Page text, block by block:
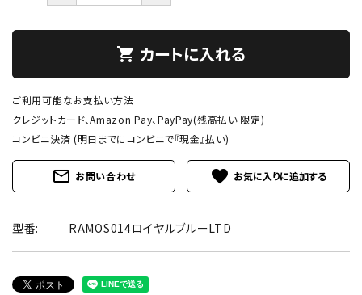
shopping_cart カートに入れる
ご利用可能なお支払い方法
クレジットカード、Amazon Pay、PayPay(残高払い 限定)
コンビニ決済 (明日までにコンビニで『現金』払い)
mail_outline お問い合わせ favorite
型番: RAMOS014ロイヤルブルーLTD